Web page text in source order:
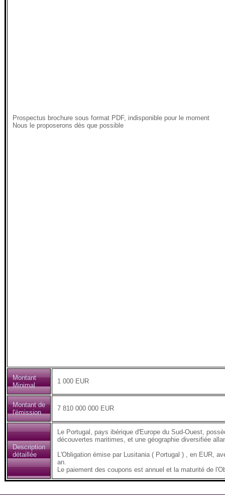
Prospectus brochure sous format PDF, indisponible pour le moment
Nous le proposerons dès que possible
Montant
Minimal
1 000 EUR
Montant de
l'émission
7 810 000 000 EUR
Description
détaillée
Le Portugal, pays ibérique d'Europe du Sud-Ouest,
découvertes maritimes, et une géographie diversifiée
L'Obligation émise par Lusitania ( Portugal ) , en EUR,
an.
Le paiement des coupons est annuel et la maturité de